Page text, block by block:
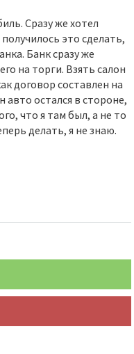
Сразу же хотел
это сделать,
Банк сразу же
на торги. Взять салон
договор составлен на
остался в стороне,
что я там был, а не то
делать, я не знаю.